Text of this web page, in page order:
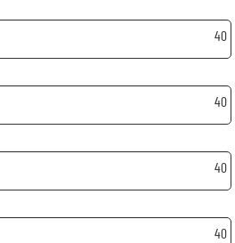
40
40
40
40